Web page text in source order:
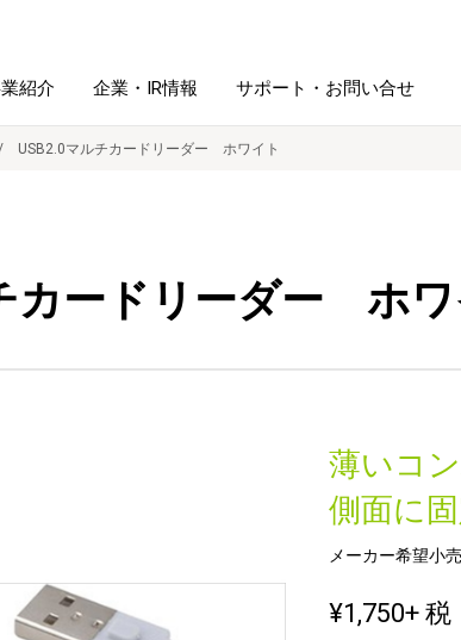
ファイル・
ホルダー用品
筆
キ
シ
品一覧
ソリューション
紹介 企業・IR情報 サポート・お問い合せ
USB2.0マルチカードリーダー ホワイト
カードリーダー ホワ
薄いコ
側面に
メーカー希望小
¥1,750+ 税